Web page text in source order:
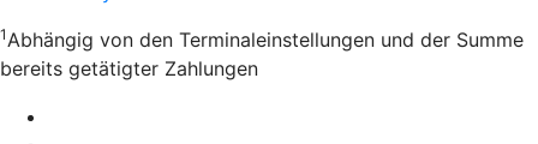
1Abhängig von den Terminaleinstellungen und der Summe
bereits getätigter Zahlungen